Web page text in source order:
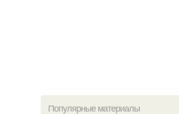
Популярные материалы